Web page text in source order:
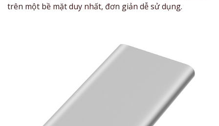
trên một bề mặt duy nhất, đơn giản dễ sử dụng.